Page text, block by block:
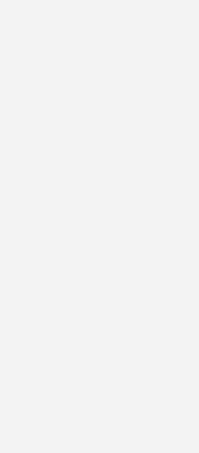
sich für unseren
des Installateurs
realisieren. Damit
einen
der Branche